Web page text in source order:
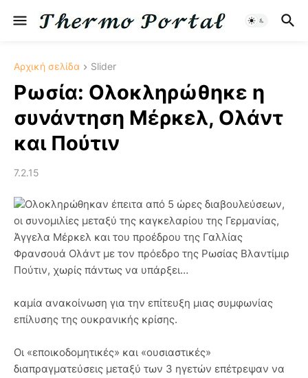
Αρχική σελίδα Slider
Ρωσία: Ολοκληρώθηκε η
συνάντηση Μέρκελ, Ολάντ
και Πούτιν
7.2.15
Ολοκληρώθηκαν έπειτα από 5 ώρες διαβουλεύσεων,
οι συνομιλίες μεταξύ της καγκελαρίου της Γερμανίας,
Άγγελα Μέρκελ και του προέδρου της Γαλλίας
Φρανσουά Ολάντ με τον πρόεδρο της Ρωσίας Βλαντίμιρ
Πούτιν, χωρίς πάντως να υπάρξει…
καμία ανακοίνωση για την επίτευξη μιας συμφωνίας
επίλυσης της ουκρανικής κρίσης.
Οι «εποικοδομητικές» και «ουσιαστικές»
διαπραγματεύσεις μεταξύ των 3 ηγετών επέτρεψαν να